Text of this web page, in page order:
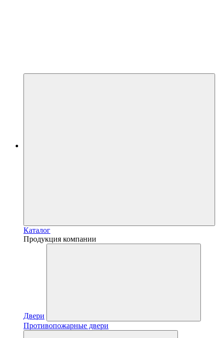
Каталог
Продукция компании
Двери
Противопожарные двери